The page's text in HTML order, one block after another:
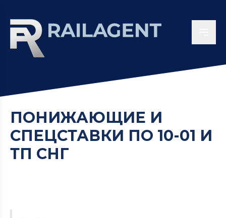
ПОНИЖАЮЩИЕ И
СПЕЦСТАВКИ ПО 10-01 И
ТП СНГ